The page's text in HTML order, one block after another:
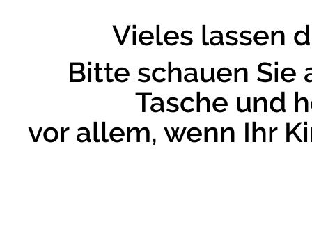
Vieles lassen
Bitte schauen
Tasche und
vor allem, wenn Ihr